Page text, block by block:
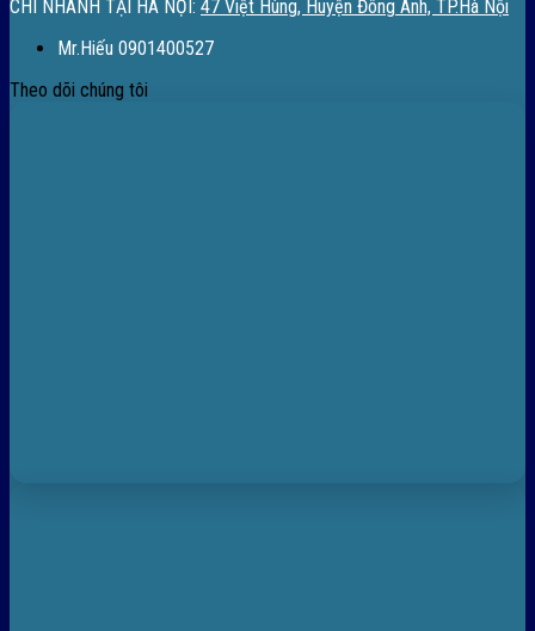
CHI NHÁNH TẠI HÀ NỘI: 47 Việt Hùng, Huyện Đông Anh, TP.Hà Nội
Mr.Hiếu 0901400527
Theo dõi chúng tôi